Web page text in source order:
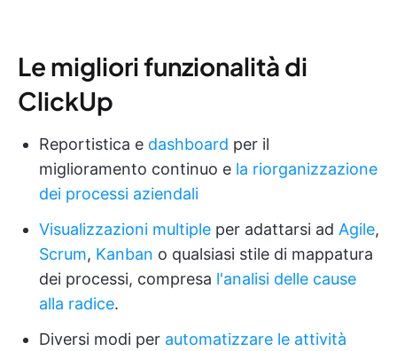
Le migliori funzionalità di
ClickUp
Reportistica e dashboard per il
miglioramento continuo e la riorganizzazione
dei processi aziendali
Visualizzazioni multiple per adattarsi ad Agile,
Scrum, Kanban o qualsiasi stile di mappatura
dei processi, compresa l'analisi delle cause
alla radice.
Diversi modi per automatizzare le attività